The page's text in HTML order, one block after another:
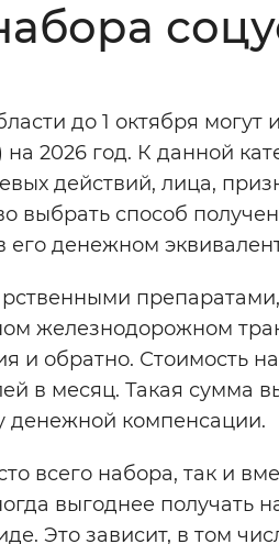
Инверсивный
Выключены
Остановить
до 1 октября могут
2026 год. К данной
действий, лица,
способ
денежном
железнодорожном
и обратно. Стоимость
в месяц. Такая сумма
денежной компенсации.
всего набора, так и
выгоднее получать
Это зависит, в том